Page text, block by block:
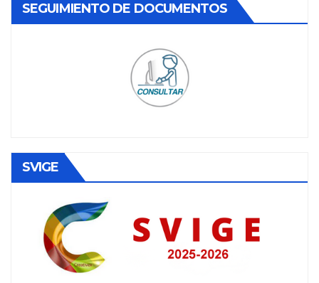
SEGUIMIENTO DE DOCUMENTOS
SVIGE